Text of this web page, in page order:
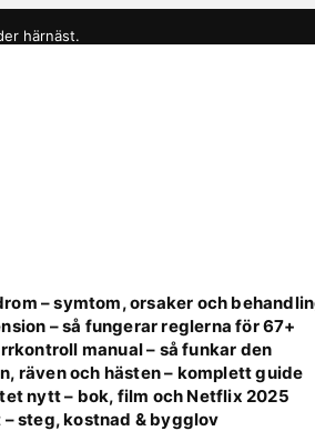
härnäst.
– symtom, orsaker och
– så fungerar reglerna för 67+
manual – så funkar den
räven och hästen – komplett guide
nytt – bok, film och Netflix 2025
– steg, kostnad & bygglov